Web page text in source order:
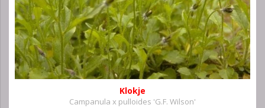
Klokje
Campanula x pulloides 'G.F. Wilson'